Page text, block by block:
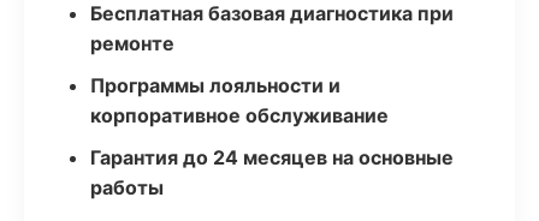
Бесплатная базовая диагностика при
ремонте
Программы лояльности и
корпоративное обслуживание
Гарантия до 24 месяцев на основные
работы